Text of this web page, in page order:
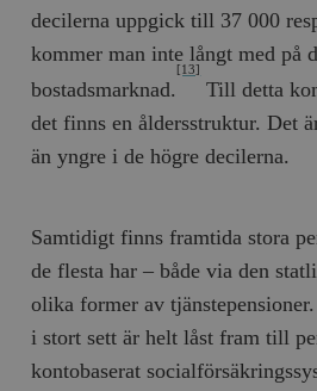
decilerna uppgick till 37 000
kommer man inte långt med på
bostadsmarknad.
[13]
Till detta
det finns en åldersstruktur. Det
än yngre i de högre decilerna.
Samtidigt finns framtida stora
de flesta har – både via den
olika former av
i stort sett är helt låst fram till
kontobaserat